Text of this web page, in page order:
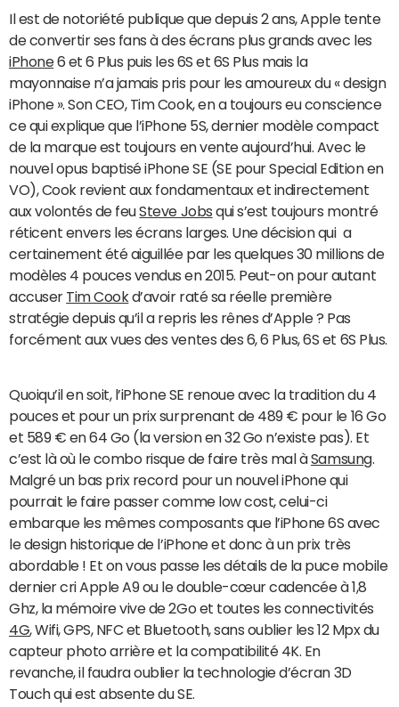
Il est de notoriété publique que depuis 2 ans, Apple tente
de convertir ses fans à des écrans plus grands avec les
iPhone6 et 6 Plus puis les 6S et 6S Plus mais la
mayonnaise n’a jamais pris pour les amoureux du « design
iPhone ». Son CEO, Tim Cook, en a toujours eu conscience
ce qui explique que l’iPhone 5S, dernier modèle compact
de la marque est toujours en vente aujourd’hui. Avec le
nouvel opus baptisé iPhone SE (SE pour Special Edition en
VO), Cook revient aux fondamentaux et indirectement
aux volontés de feuSteve Jobs qui s’est toujours montré
réticent envers les écrans larges. Une décision qui a
certainement été aiguillée par les quelques 30 millions de
modèles 4 pouces vendus en 2015. Peut-on pour autant
accuser Tim Cookd’avoir raté sa réelle première
stratégie depuis qu’il a repris les rênes d’Apple ? Pas
forcément aux vues des ventes des 6, 6 Plus, 6S et 6S Plus.
Quoiqu’il en soit, l’iPhone SE renoue avec la tradition du 4
pouces et pour un prix surprenant de 489 € pour le 16 Go
et 589 € en 64 Go (la version en 32 Go n’existe pas). Et
c’est là où le combo risque de faire très mal àSamsung.
Malgré un bas prix record pour un nouvel iPhone qui
pourrait le faire passer comme low cost, celui-ci
embarque les mêmes composants que l’iPhone 6S avec
le design historique de l’iPhone et donc à un prix très
abordable ! Et on vous passe les détails de la puce mobile
dernier cri Apple A9 ou le double-cœur cadencée à 1,8
Ghz, la mémoire vive de 2Go et toutes les connectivités
4G, Wifi, GPS, NFC et Bluetooth, sans oublier les 12 Mpx du
capteur photo arrière et la compatibilité 4K. En
revanche, il faudra oublier la technologie d’écran 3D
Touch qui est absente du SE.